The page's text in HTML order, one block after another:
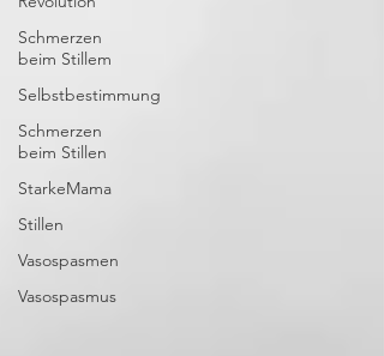
Schmerzen
beim Stillem
Selbstbestimmung
Schmerzen
beim Stillen
StarkeMama
Stillen
Vasospasmen
Vasospasmus